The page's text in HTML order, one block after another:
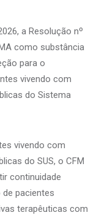
a Resolução nº
como substância
para o
vivendo com
do Sistema
vivendo com
do SUS, o CFM
continuidade
pacientes
terapêuticas com